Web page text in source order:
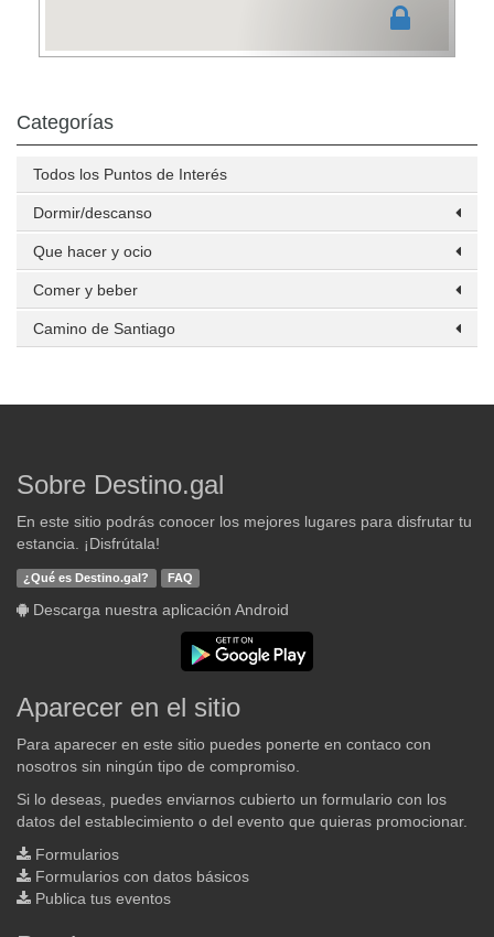
Categorías
Todos los Puntos de Interés
Dormir/descanso
Que hacer y ocio
Comer y beber
Camino de Santiago
Sobre Destino.gal
En este sitio podrás conocer los mejores lugares para disfrutar tu
estancia. ¡Disfrútala!
¿Qué es Destino.gal? FAQ
Descarga nuestra aplicación Android
Aparecer en el sitio
Para aparecer en este sitio puedes ponerte en contaco con
nosotros sin ningún tipo de compromiso.
Si lo deseas, puedes enviarnos cubierto un formulario con los
datos del establecimiento o del evento que quieras promocionar.
Formularios
Formularios con datos básicos
Publica tus eventos